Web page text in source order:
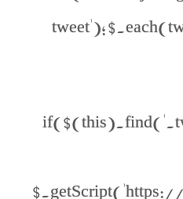
tweet');
$.getScript('https://